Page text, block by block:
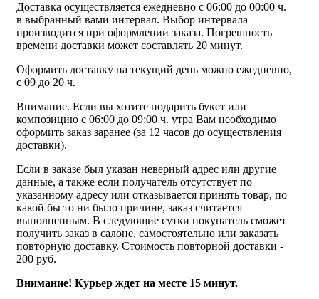
Доставка осуществляется ежедневно с 06:00 до 00:00 ч.
в выбранный вами интервал. Выбор интервала
производится при оформлении заказа. Погрешность
времени доставки может составлять 20 минут.
Оформить доставку на текущий день можно ежедневно,
с 09 до 20 ч.
Внимание. Если вы хотите подарить букет или
композицию с 06:00 до 09:00 ч. утра Вам необходимо
оформить заказ заранее (за 12 часов до осуществления
доставки).
Если в заказе был указан неверный адрес или другие
данные, а также если получатель отсутствует по
указанному адресу или отказывается принять товар, по
какой бы то ни было причине, заказ считается
выполненным. В следующие сутки покупатель сможет
получить заказ в салоне, самостоятельно или заказать
повторную доставку. Стоимость повторной доставки -
200 руб.
Внимание! Курьер ждет на месте 15 минут.